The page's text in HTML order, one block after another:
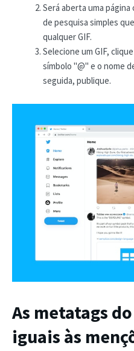
Será aberta uma página
de pesquisa simples
qualquer GIF.
Selecione um GIF,
símbolo "@" e o nome
seguida, publique.
As metatags
iguais às